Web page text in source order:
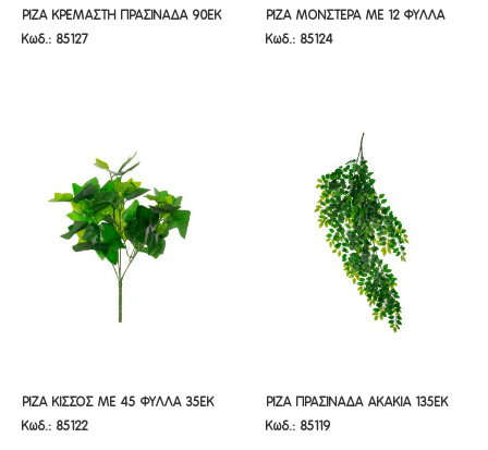
ΡΙΖΑ ΚΡΕΜΑΣΤΗ ΠΡΑΣΙΝΑΔΑ 90ΕΚ
ΡΙΖΑ ΚΡΕΜΑΣΤΗ ΠΡΑΣΙΝΑΔΑ 90ΕΚ
Κωδ.: 85127
ΡΙΖΑ ΜΟΝΣΤΕΡΑ ΜΕ 12 ΦΥΛΛΑ
60ΕΚ
ΡΙΖΑ ΜΟΝΣΤΕΡΑ ΜΕ 12 ΦΥΛΛΑ
60ΕΚ
Κωδ.: 85124
ΡΙΖΑ ΚΙΣΣΟΣ ΜΕ 45 ΦΥΛΛΑ 35ΕΚ
ΡΙΖΑ ΚΙΣΣΟΣ ΜΕ 45 ΦΥΛΛΑ 35ΕΚ
Κωδ.: 85122
ΡΙΖΑ ΠΡΑΣΙΝΑΔΑ ΑΚΑΚΙΑ 135ΕΚ
ΡΙΖΑ ΠΡΑΣΙΝΑΔΑ ΑΚΑΚΙΑ 135ΕΚ
Κωδ.: 85119